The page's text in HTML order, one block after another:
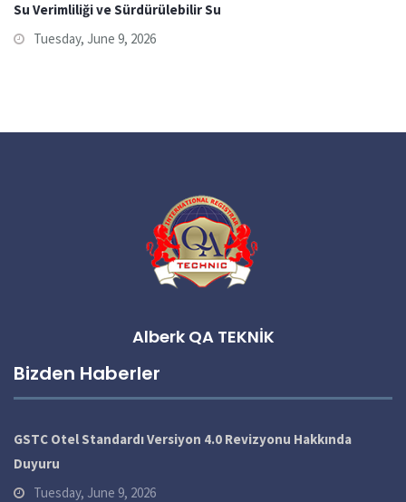
Su Verimliliği ve Sürdürülebilir Su
Tuesday, June 9, 2026
Alberk QA TEKNİK
Bizden Haberler
GSTC Otel Standardı Versiyon 4.0 Revizyonu Hakkında
Duyuru
Tuesday, June 9, 2026